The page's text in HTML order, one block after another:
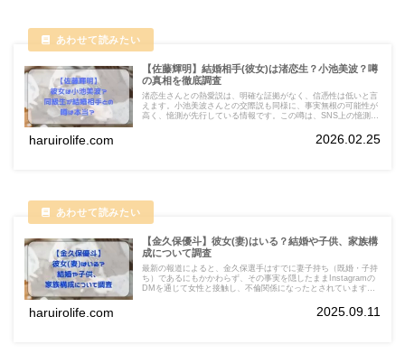
【佐藤輝明】結婚相手(彼女)は渚恋生？小池美波？噂
の真相を徹底調査
渚恋生さんとの熱愛説は、明確な証拠がなく、信憑性は低いと言
えます。小池美波さんとの交際説も同様に、事実無根の可能性が
高く、憶測が先行している情報です。この噂は、SNS上の憶測や
haruirolife.com 2026.02.25
【金久保優斗】彼女(妻)はいる？結婚や子供、家族構
成について調査
最新の報道によると、金久保選手はすでに妻子持ち（既婚・子持
ち）であるにもかかわらず、その事実を隠したままInstagramの
DMを通じて女性と接触し、不倫関係になったとされています。
haruirolife.com 2025.09.11